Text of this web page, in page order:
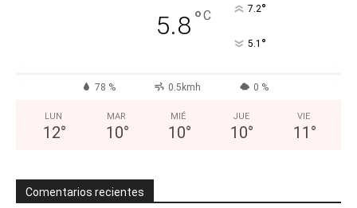
5.8°C 7.2°
5.1 °
78 % 0.5kmh 0 %
LUN
12°
MAR
10°
MIÉ
10°
JUE
10°
VIE
11 °
Comentarios recientes